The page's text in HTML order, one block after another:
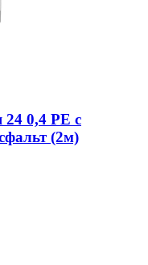
0,4 PE с
(2м)